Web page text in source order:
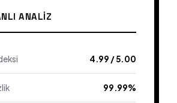
ANALIZ
4.99 / 5.00
99.99%